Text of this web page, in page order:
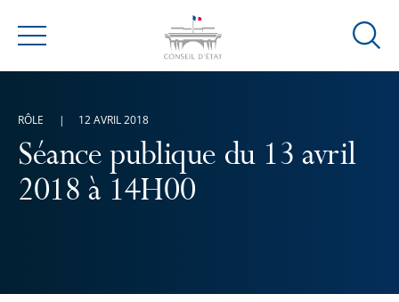
Menu
Ouvrir
Séance publique du 13 avril
2018 à 14H00
RÔLE 12 AVRIL 2018